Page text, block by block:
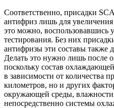
Соответственно, присадки
антифриз лишь для
это можно,
тестирования. Без них
антифризы эти составы также
Делать это нужно лишь после
поскольку состав
в зависимости от количества
километров, но и других
окружающей среды, влажности,
непосредственно системы